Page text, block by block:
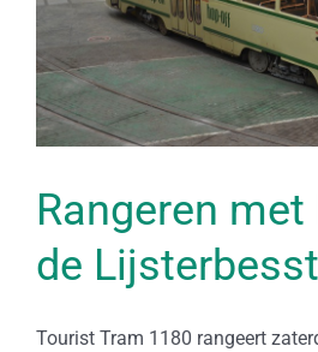
Rangeren met
de
Tourist Tram 1180 rangeert